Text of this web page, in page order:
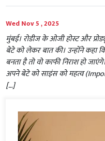
Wed Nov 5 , 2025
मुंबई। रोडीज के ओजी होस्ट और
बेटे को लेकर बात की। उन्होंने कहा
बनता है तो वो काफी निराश हो
अपने बेटे को साइंस को महत्व
[…]